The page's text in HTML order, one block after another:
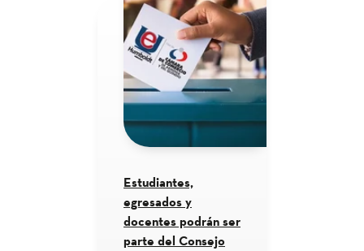
Estudiantes,
egresados y
docentes podrán ser
parte del Consejo